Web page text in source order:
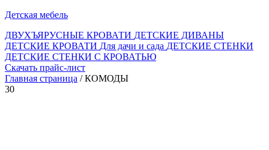
Детская мебель
ДВУХЪЯРУСНЫЕ КРОВАТИ ДЕТСКИЕ ДИВАНЫ
ДЕТСКИЕ КРОВАТИ Для дачи и сада ДЕТСКИЕ СТЕНКИ
ДЕТСКИЕ СТЕНКИ С КРОВАТЬЮ
Скачать прайс-лист
Главная страница / КОМОДЫ
30